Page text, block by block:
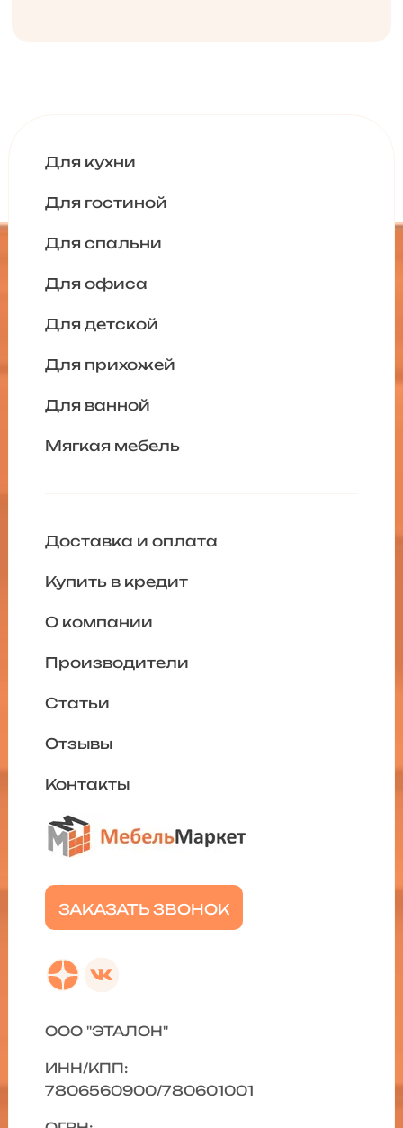
Для кухни
Для гостиной
Для спальни
Для офиса
Для детской
Для прихожей
Для ванной
Мягкая мебель
ЗАКАЗАТЬ ЗВОНОК
Доставка и оплата
Купить в кредит
О компании
Производители
Статьи
Отзывы
Контакты
ООО "ЭТАЛОН"
ИНН/КПП:
7806560900/780601001